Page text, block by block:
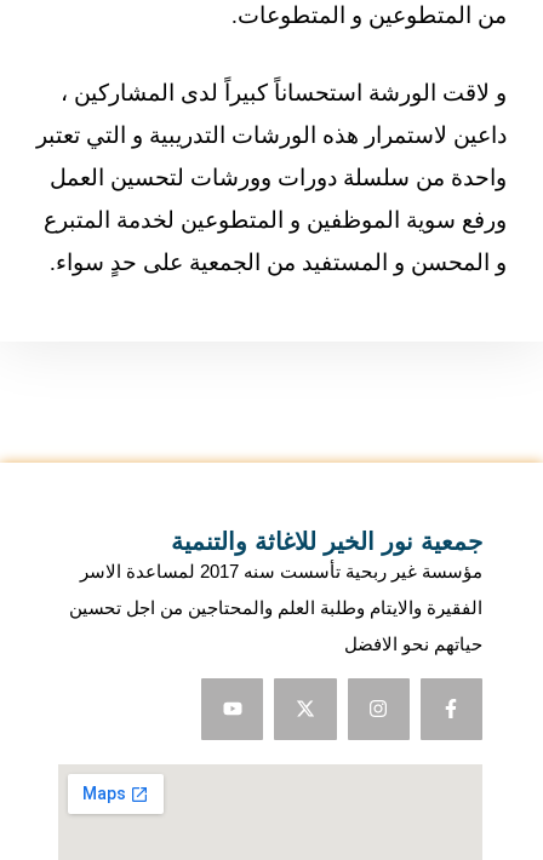
من المتطوعين و المتطوعات.
و لاقت الورشة استحساناً كبيراً لدى المشاركين ،
داعين لاستمرار هذه الورشات التدريبية و التي تعتبر
واحدة من سلسلة دورات وورشات لتحسين العمل
ورفع سوية الموظفين و المتطوعين لخدمة المتبرع
و المحسن و المستفيد من الجمعية على حدٍ سواء.
جمعية نور الخير للاغاثة والتنمية
مؤسسة غير ربحية تأسست سنه 2017 لمساعدة الاسر
الفقيرة والايتام وطلبة العلم والمحتاجين من اجل تحسين
حياتهم نحو الافضل